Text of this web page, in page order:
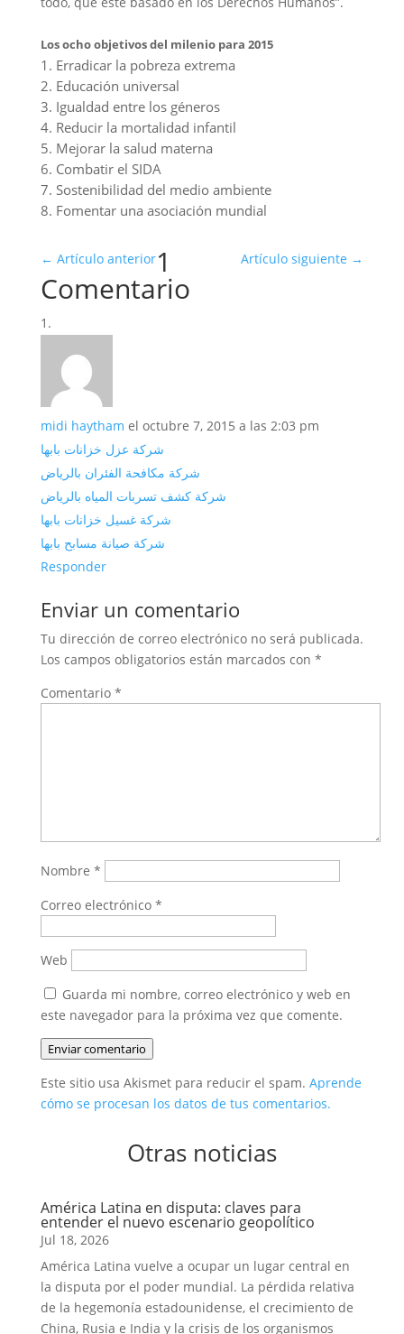
Los ocho objetivos del milenio para 2015
1. Erradicar la pobreza extrema
2. Educación universal
3. Igualdad entre los géneros
4. Reducir la mortalidad infantil
5. Mejorar la salud materna
6. Combatir el SIDA
7. Sostenibilidad del medio ambiente
8. Fomentar una asociación mundial
← Artículo anterior Artículo siguiente →
1
Comentario
midi haytham el octubre 7, 2015 a las 2:03 pm
شركة عزل خزانات بابها
شركة مكافحة الفئران بالرياض
شركة كشف تسربات المياه بالرياض
شركة غسيل خزانات بابها
شركة صيانة مسابح بابها
Responder
Enviar un comentario
Tu dirección de correo electrónico no será publicada.
Los campos obligatorios están marcados con *
Comentario *
Nombre *
Correo electrónico *
Web
Guarda mi nombre, correo electrónico y web en
este navegador para la próxima vez que comente.
Enviar comentario
Este sitio usa Akismet para reducir el spam. Aprende
cómo se procesan los datos de tus comentarios.
Otras noticias
América Latina en disputa: claves para
entender el nuevo escenario geopolítico
Jul 18, 2026
América Latina vuelve a ocupar un lugar central en
la disputa por el poder mundial. La pérdida relativa
de la hegemonía estadounidense, el crecimiento de
China, Rusia e India y la crisis de los organismos